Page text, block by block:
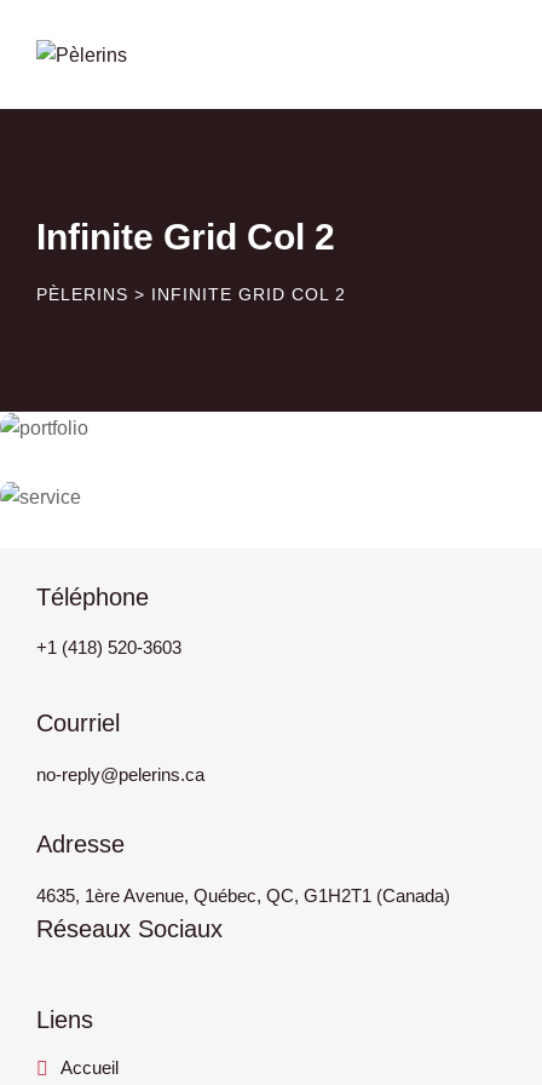
Infinite Grid Col 2
PÈLERINS > INFINITE GRID COL 2
Christian Education
God Will Hear Your Intercession
Téléphone
+1 (418) 520-3603
Courriel
no-reply@pelerins.ca
Adresse
4635, 1ère Avenue, Québec, QC, G1H2T1 (Canada)
Réseaux Sociaux
Liens
Accueil